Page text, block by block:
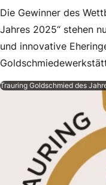
Die Gewinner des
Die Gewinner des
Jahres 2025“ stehen
und innovative
Trauring Goldschmied des